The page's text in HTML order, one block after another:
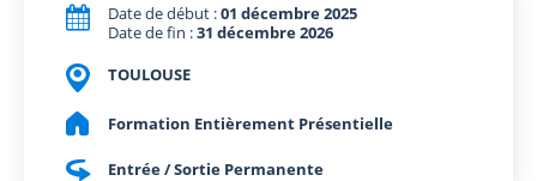
Date de début :01 décembre 2025
Date de fin :31 décembre 2026
TOULOUSE
Formation Entièrement Présentielle
Entrée / Sortie Permanente